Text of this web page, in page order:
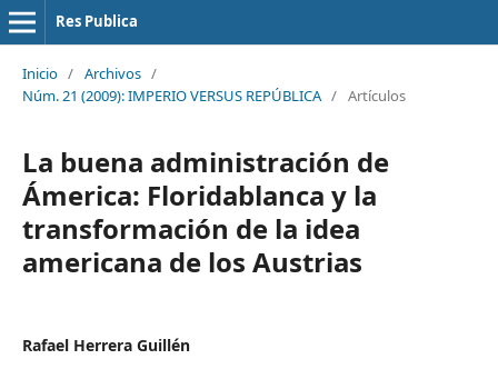
Res Publica
Inicio / Archivos /
Núm. 21 (2009): IMPERIO VERSUS REPÚBLICA / Artículos
La buena administración de
Ámerica: Floridablanca y la
transformación de la idea
americana de los Austrias
Rafael Herrera Guillén